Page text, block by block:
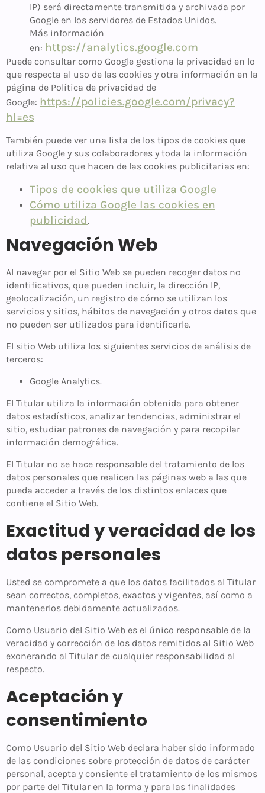
IP) será directamente transmitida y archivada por
Google en los servidores de Estados Unidos.
Más información
en: https://analytics.google.com
Puede consultar como Google gestiona la privacidad en lo
que respecta al uso de las cookies y otra información en la
página de Política de privacidad de
Google: https://policies.google.com/privacy?
hl=es
También puede ver una lista de los tipos de cookies que
utiliza Google y sus colaboradores y toda la información
relativa al uso que hacen de las cookies publicitarias en:
Tipos de cookies que utiliza Google
Cómo utiliza Google las cookies en
publicidad.
Navegación Web
Al navegar por el Sitio Web se pueden recoger datos no
identificativos, que pueden incluir, la dirección IP,
geolocalización, un registro de cómo se utilizan los
servicios y sitios, hábitos de navegación y otros datos que
no pueden ser utilizados para identificarle.
El sitio Web utiliza los siguientes servicios de análisis de
terceros:
Google Analytics.
El Titular utiliza la información obtenida para obtener
datos estadísticos, analizar tendencias, administrar el
sitio, estudiar patrones de navegación y para recopilar
información demográfica.
El Titular no se hace responsable del tratamiento de los
datos personales que realicen las páginas web a las que
pueda acceder a través de los distintos enlaces que
contiene el Sitio Web.
Exactitud y veracidad de los
datos personales
Usted se compromete a que los datos facilitados al Titular
sean correctos, completos, exactos y vigentes, así como a
mantenerlos debidamente actualizados.
Como Usuario del Sitio Web es el único responsable de la
veracidad y corrección de los datos remitidos al Sitio Web
exonerando al Titular de cualquier responsabilidad al
respecto.
Aceptación y
consentimiento
Como Usuario del Sitio Web declara haber sido informado
de las condiciones sobre protección de datos de carácter
personal, acepta y consiente el tratamiento de los mismos
por parte del Titular en la forma y para las finalidades